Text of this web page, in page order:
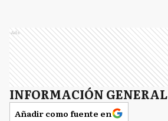
Ads
INFORMACIÓN GENERAL
Añadir como fuente en